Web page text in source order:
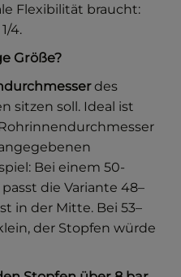
Flexibilität braucht:
4.
Größe?
des
sitzen soll. Ideal ist
Bei einem 50-
die Variante 48–
in der Mitte. Bei 53–
der Stopfen würde